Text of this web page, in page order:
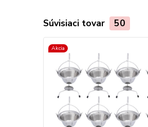
Súvisiaci tovar 50
Akcia